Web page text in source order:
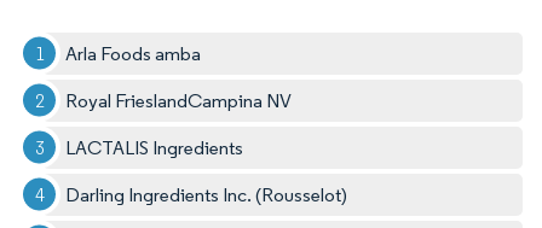
Arla Foods amba
Royal FrieslandCampina NV
LACTALIS Ingredients
Darling Ingredients Inc. (Rousselot)